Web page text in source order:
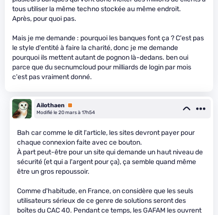
tous utiliser la même techno stockée au même endroit.
Après, pour quoi pas.
Mais je me demande : pourquoi les banques font ça ? C'est pas
le style d'entité à faire la charité, donc je me demande
pourquoi ils mettent autant de pognon là-dedans. ben oui
parce que du secnumcloud pour milliards de login par mois
c'est pas vraiment donné.
Ailothaen
Premium
Modifié le 20 mars à 17h54
Bah car comme le dit l'article, les sites devront payer pour
chaque connexion faite avec ce bouton.
À part peut-être pour un site qui demande un haut niveau de
sécurité (et qui a l'argent pour ça), ça semble quand même
être un gros repoussoir.
Comme d'habitude, en France, on considère que les seuls
utilisateurs sérieux de ce genre de solutions seront des
boîtes du CAC 40. Pendant ce temps, les GAFAM les ouvrent